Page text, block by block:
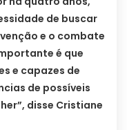
de buscar
e o combate
é que
e capazes de
de possíveis
disse Cristiane